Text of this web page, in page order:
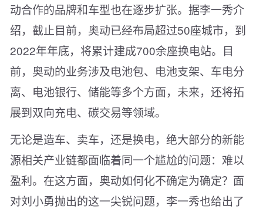
动合作的品牌和车型也在逐步扩张。据李一秀介
绍，截止目前，奥动已经布局超过50座城市，到
2022年年底，将累计建成700余座换电站。目
前，奥动的业务涉及电池包、电池支架、车电分
离、电池银行、储能等多个方面，未来，还将拓
展到双向充电、碳交易等领域。
无论是造车、卖车，还是换电，绝大部分的新能
源相关产业链都面临着同一个尴尬的问题：难以
盈利。在这方面，奥动如何化不确定为确定？面
对刘小勇抛出的这一尖锐问题，李一秀也给出了